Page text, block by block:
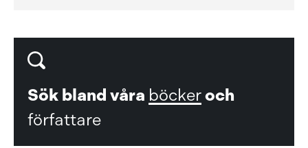
Sök bland våra böckeroch
författare